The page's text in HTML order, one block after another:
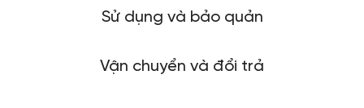
Sử dụng và bảo quản
Vận chuyển và đổi trả